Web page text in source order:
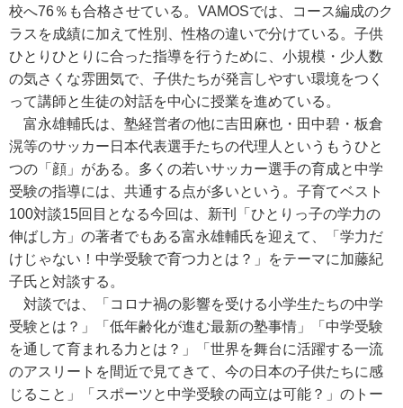
校へ76％も合格させている。VAMOSでは、コース編成のク
ラスを成績に加えて性別、性格の違いで分けている。子供
ひとりひとりに合った指導を行うために、小規模・少人数
の気さくな雰囲気で、子供たちが発言しやすい環境をつく
って講師と生徒の対話を中心に授業を進めている。
富永雄輔氏は、塾経営者の他に吉田麻也・田中碧・板倉
滉等のサッカー日本代表選手たちの代理人というもうひと
つの「顔」がある。多くの若いサッカー選手の育成と中学
受験の指導には、共通する点が多いという。子育てベスト
100対談15回目となる今回は、新刊「ひとりっ子の学力の
伸ばし方」の著者でもある富永雄輔氏を迎えて、「学力だ
けじゃない！中学受験で育つ力とは？」をテーマに加藤紀
子氏と対談する。
対談では、「コロナ禍の影響を受ける小学生たちの中学
受験とは？」「低年齢化が進む最新の塾事情」「中学受験
を通して育まれる力とは？」「世界を舞台に活躍する一流
のアスリートを間近で見てきて、今の日本の子供たちに感
じること」「スポーツと中学受験の両立は可能？」のトー